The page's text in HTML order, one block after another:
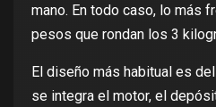
mano. En todo caso, lo más
pesos que rondan los 3
El diseño más habitual es
se integra el motor, el